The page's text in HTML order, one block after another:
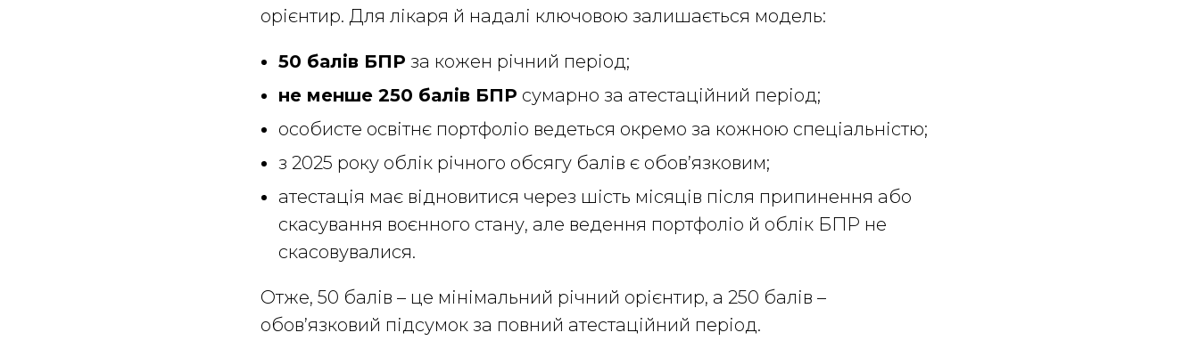
орієнтир. Для лікаря й надалі ключовою залишається модель:
50 балів БПР за кожен річний період;
не менше 250 балів БПР сумарно за атестаційний період;
особисте освітнє портфоліо ведеться окремо за кожною спеціальністю;
з 2025 року облік річного обсягу балів є обов’язковим;
атестація має відновитися через шість місяців після припинення або
скасування воєнного стану, але ведення портфоліо й облік БПР не
скасовувалися.
Отже, 50 балів – це мінімальний річний орієнтир, а 250 балів –
обов’язковий підсумок за повний атестаційний період.